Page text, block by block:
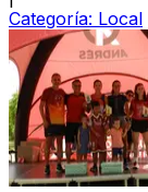
Categoría: Local